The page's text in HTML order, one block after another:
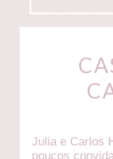
Julia e Carlos
poucos